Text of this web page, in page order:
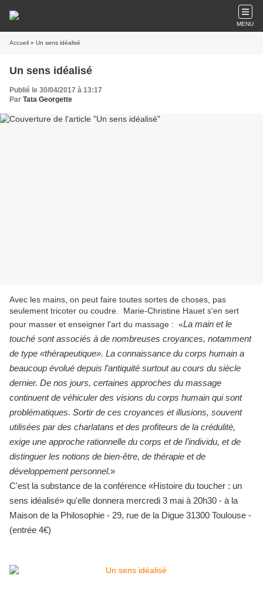
MENU
Accueil » Un sens idéalisé
Un sens idéalisé
Publié le 30/04/2017 à 13:17
Par Tata Georgette
Avec les mains, on peut faire toutes sortes de choses, pas
seulement tricoter ou coudre. Marie-Christine Hauet s'en sert
pour masser et enseigner l'art du massage : «La main et le
touché sont associés à de nombreuses croyances, notamment
de type «thérapeutique». La connaissance du corps humain a
beaucoup évolué depuis l’antiquité surtout au cours du siècle
dernier. De nos jours, certaines approches du massage
continuent de véhiculer des visions du corps humain qui sont
problématiques. Sortir de ces croyances et illusions, souvent
utilisées par des charlatans et des profiteurs de la crédulité,
exige une approche rationnelle du corps et de l’individu, et de
distinguer les notions de bien-être, de thérapie et de
développement personnel.»
C'est la substance de la conférence «Histoire du toucher : un
sens idéalisé» qu'elle donnera mercredi 3 mai à 20h30 - à la
Maison de la Philosophie - 29, rue de la Digue 31300 Toulouse -
(entrée 4€)